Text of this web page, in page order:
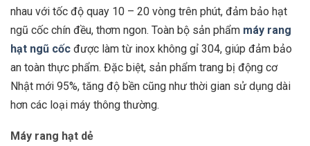
nhau với tốc độ quay 10 – 20 vòng trên phút, đảm bảo hạt
ngũ cốc chín đều, thơm ngon. Toàn bộ sản phẩm máy rang
hạt ngũ cốc được làm từ inox không gỉ 304, giúp đảm bảo
an toàn thực phẩm. Đặc biệt, sản phẩm trang bị động cơ
Nhật mới 95%, tăng độ bền cũng như thời gian sử dụng dài
hơn các loại máy thông thường.
Máy rang hạt dẻ